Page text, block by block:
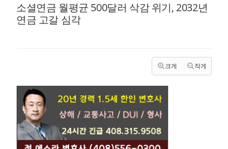
소셜연금 월평균 500달러 삭감 위기, 2032년
연금 고갈 심각
크게 작게